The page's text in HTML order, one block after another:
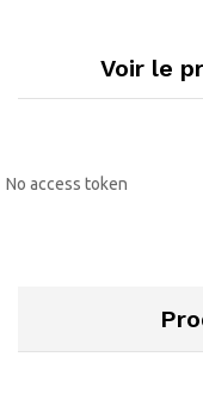
Voir le
No access token